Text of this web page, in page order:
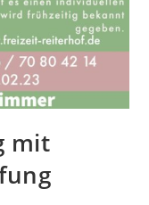
mit